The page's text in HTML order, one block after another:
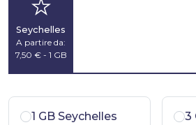
Seychelles
A partire da:
7,50 € - 1 GB
1 GB Seychelles 3